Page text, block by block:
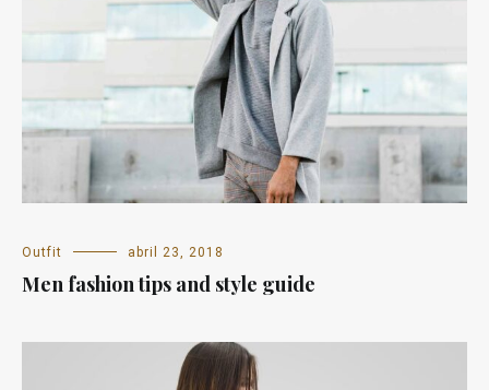
Outfit abril 23, 2018
Men fashion tips and style guide